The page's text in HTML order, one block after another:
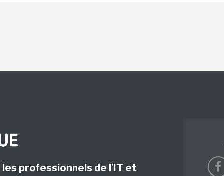
professionnels de l’IT et